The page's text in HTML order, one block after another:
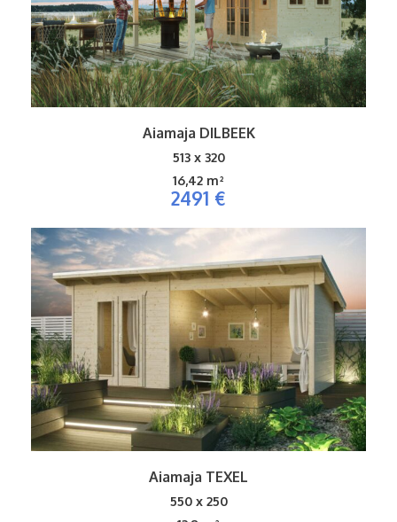
Aiamaja DILBEEK
513 x 320
16,42 m²
2491 €
Aiamaja TEXEL
550 x 250